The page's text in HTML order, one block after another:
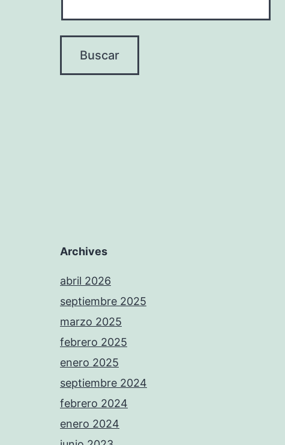
Archives
abril 2026
septiembre 2025
marzo 2025
febrero 2025
enero 2025
septiembre 2024
febrero 2024
enero 2024